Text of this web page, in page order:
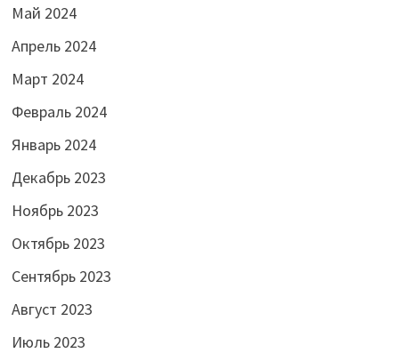
Май 2024
Апрель 2024
Март 2024
Февраль 2024
Январь 2024
Декабрь 2023
Ноябрь 2023
Октябрь 2023
Сентябрь 2023
Август 2023
Июль 2023